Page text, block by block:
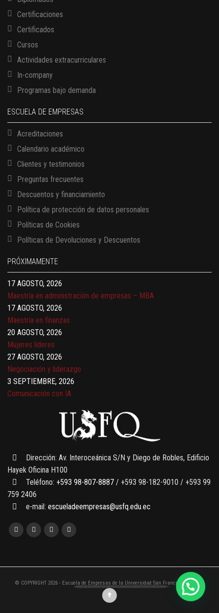
Certificaciones
Certificados
Cursos
Actividades extracurriculares
In-company
Programas bajo demanda
ESCUELA DE EMPRESAS
Acreditaciones
Calendario académico
Clientes y testimonios
Preguntas frecuentes
Descuentos y financiamiento
Política de protección de datos personales
Políticas de Cookies
Políticas de Devoluciones y Descuentos
PRÓXIMAMENTE
13 AGOSTO, 2026
17 AGOSTO, 2026
Gerencia de empresas familiares
17 AGOSTO, 2026
Maestría en administración de empresas – MBA
17 AGOSTO, 2026
Maestría en finanzas
20 AGOSTO, 2026
Mujeres líderes
27 AGOSTO, 2026
Negociación y liderazgo
3 SEPTIEMBRE, 2026
Comunicación con IA
Gobernanza de datos
13 AGOSTO, 2026
Finanzas para no financieros
Dirección: Av. Interoceánica S/N y Diego de Robles, Edificio
Hayek Oficina H100
Teléfono: +593 98-807-8887 / +593 98-182-9010 / +593 99
759 2406
e-mail: escueladeempresas@usfq.edu.ec
© COPYRIGHT 2026 - Escuela de Empresas de la Universidad San Francisco de Quito
Chatea con un asesor